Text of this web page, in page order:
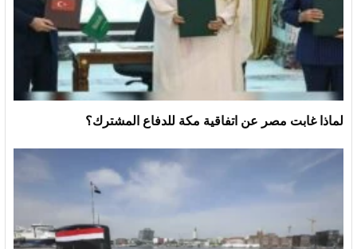
لماذا غابت مصر عن اتفاقية مكة للدفاع المشترك؟